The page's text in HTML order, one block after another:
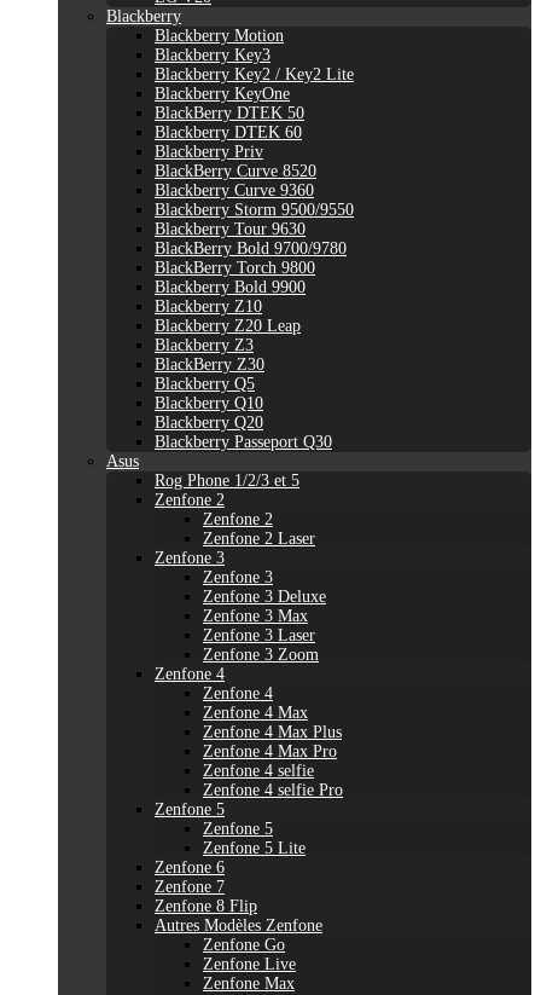
Blackberry
Blackberry Motion
Blackberry Key3
Blackberry Key2 / Key2 Lite
Blackberry KeyOne
BlackBerry DTEK 50
Blackberry DTEK 60
Blackberry Priv
BlackBerry Curve 8520
Blackberry Curve 9360
Blackberry Storm 9500/9550
Blackberry Tour 9630
BlackBerry Bold 9700/9780
BlackBerry Torch 9800
Blackberry Bold 9900
Blackberry Z10
Blackberry Z20 Leap
Blackberry Z3
BlackBerry Z30
Blackberry Q5
Blackberry Q10
Blackberry Q20
Blackberry Passeport Q30
Asus
Rog Phone 1/2/3 et 5
Zenfone 2
Zenfone 2
Zenfone 2 Laser
Zenfone 3
Zenfone 3
Zenfone 3 Deluxe
Zenfone 3 Max
Zenfone 3 Laser
Zenfone 3 Zoom
Zenfone 4
Zenfone 4
Zenfone 4 Max
Zenfone 4 Max Plus
Zenfone 4 Max Pro
Zenfone 4 selfie
Zenfone 4 selfie Pro
Zenfone 5
Zenfone 5
Zenfone 5 Lite
Zenfone 6
Zenfone 7
Zenfone 8 Flip
Autres Modèles Zenfone
Zenfone Go
Zenfone Live
Zenfone Max